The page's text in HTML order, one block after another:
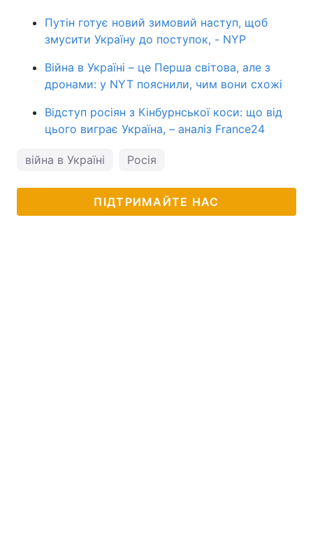
Путін готує новий зимовий наступ, щоб
змусити Україну до поступок, - NYP
Війна в Україні – це Перша світова, але з
дронами: у NYT пояснили, чим вони схожі
Відступ росіян з Кінбурнської коси: що від
цього виграє Україна, – аналіз France24
війна в Україні Росія
ПІДТРИМАЙТЕ НАС